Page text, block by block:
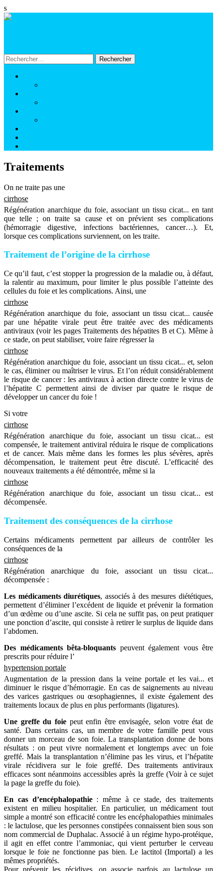
s
Rechercher :
Aller
contenu
Traitements
On ne traite pas une
cirrhose
Régénération anarchique du foie, associant un tissu cicat... en tant
que telle ; on traite sa cause et on prévient ses complications
(hémorragie digestive, infections bactériennes, cancer…). Et,
lorsque ces complications surviennent, on les traite.
Traitement de l’origine de la cirrhose
Ce qu’il faut, c’est stopper la progression de la maladie ou, à défaut,
la ralentir au maximum, pour limiter le plus possible l’atteinte des
cellules du foie et les complications. Ainsi, une
cirrhose
Régénération anarchique du foie, associant un tissu cicat... causée
par une hépatite virale peut être traitée avec des médicaments
antiviraux (voir les pages Traitements des hépatites B et C). Même à
ce stade, on peut stabiliser, voire faire régresser la
cirrhose
Régénération anarchique du foie, associant un tissu cicat... et, selon
le cas, éliminer ou maîtriser le virus. Et l’on réduit considérablement
le risque de cancer : les antiviraux à action directe contre le virus de
l’hépatite C permettent ainsi de diviser par quatre le risque de
développer un cancer du foie !
Si votre
cirrhose
Régénération anarchique du foie, associant un tissu cicat... est
compensée, le traitement antiviral réduira le risque de complications
et de cancer. Mais même dans les formes les plus sévères, après
décompensation, le traitement peut être discuté. L’efficacité des
nouveaux traitements a été démontrée, même si la
cirrhose
Régénération anarchique du foie, associant un tissu cicat... est
décompensée.
Traitement des conséquences de la cirrhose
Certains médicaments permettent par ailleurs de contrôler les
conséquences de la
cirrhose
Régénération anarchique du foie, associant un tissu cicat...
décompensée :
Les médicaments diurétiques, associés à des mesures diététiques,
permettent d’éliminer l’excédent de liquide et prévenir la formation
d’un œdème ou d’une ascite. Si cela ne suffit pas, on peut pratiquer
une ponction d’ascite, qui consiste à retirer le surplus de liquide dans
l’abdomen.
Des médicaments bêta-bloquants peuvent également vous être
prescrits pour réduire l’
hypertension portale
Augmentation de la pression dans la veine portale et les vai... et
diminuer le risque d’hémorragie. En cas de saignements au niveau
des varices gastriques ou œsophagiennes, il existe également des
traitements locaux de plus en plus performants (ligatures).
Une greffe du foiepeut enfin être envisagée, selon votre état de
santé. Dans certains cas, un membre de votre famille peut vous
donner un morceau de son foie. La transplantation donne de bons
résultats : on peut vivre normalement et longtemps avec un foie
greffé. Mais la transplantation n’élimine pas les virus, et l’hépatite
virale récidivera sur le foie greffé. Des traitements antiviraux
efficaces sont néanmoins accessibles après la greffe (Voir à ce sujet
la page la greffe du foie).
En cas d’encéphalopathie: même à ce stade, des traitements
existent en milieu hospitalier. En particulier, un médicament tout
simple a montré son efficacité contre les encéphalopathies minimales
: le lactulose, que les personnes constipées connaissent bien sous son
nom commercial de Duphalac. Associé à un régime hypo-protéique,
il agit en effet contre l’ammoniac, qui vient perturber le cerveau
lorsque le foie ne fonctionne pas bien. Le lactitol (Importal) a les
mêmes propriétés.
Pour prévenir les récidives, on associe parfois au lactulose un